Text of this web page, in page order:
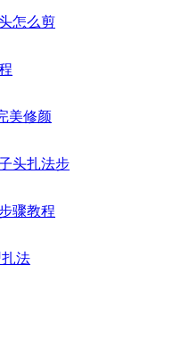
怎么剪
美修颜
头扎法步
骤教程
法